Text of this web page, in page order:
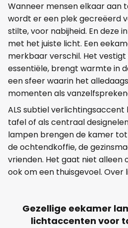
Wanneer mensen elkaar aan
wordt er een plek gecreëerd
stilte, voor nabijheid. En deze
met het juiste licht. Een
merkbaar verschil. Het
essentiële, brengt warmte in
een sfeer waarin het
momenten als
ALS subtiel
tafel of als centraal
lampen brengen de kamer
de ochtendkoffie, de
vrienden. Het gaat niet alleen
ook om een thuisgevoel.
Gezellige eekamer
lichtaccenten voor